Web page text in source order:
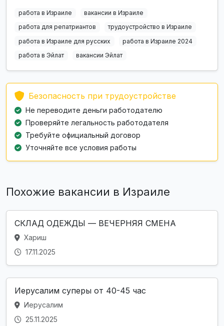
работа в Израиле
вакансии в Израиле
работа для репатриантов
трудоустройство в Израиле
работа в Израиле для русских
работа в Израиле 2024
работа в Эйлат
вакансии Эйлат
Безопасность при трудоустройстве
Не переводите деньги работодателю
Проверяйте легальность работодателя
Требуйте официальный договор
Уточняйте все условия работы
Похожие вакансии в Израиле
СКЛАД ОДЕЖДЫ — ВЕЧЕРНЯЯ СМЕНА
Хариш
17.11.2025
Иерусалим суперы от 40-45 час
Иерусалим
25.11.2025